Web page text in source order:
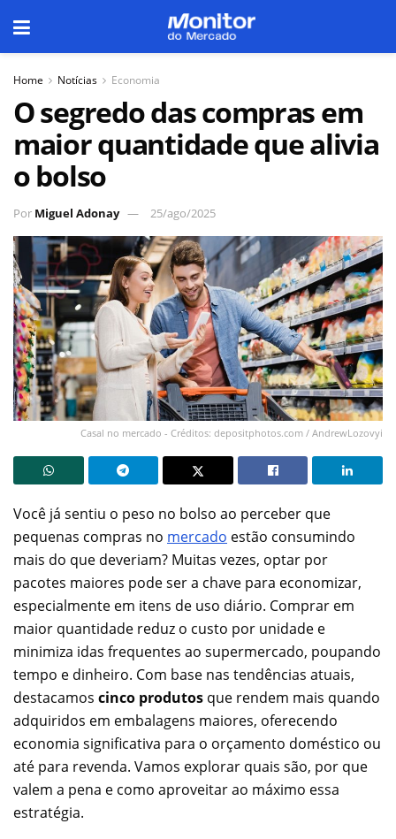
Home Notícias Economia
O segredo das compras em
maior quantidade que alivia
o bolso
Por Miguel Adonay 25/ago/2025
Casal no mercado - Créditos: depositphotos.com / AndrewLozovyi
Você já sentiu o peso no bolso ao perceber que
pequenas compras no mercado estão consumindo
mais do que deveriam? Muitas vezes, optar por
pacotes maiores pode ser a chave para economizar,
especialmente em itens de uso diário. Comprar em
maior quantidade reduz o custo por unidade e
minimiza idas frequentes ao supermercado, poupando
tempo e dinheiro. Com base nas tendências atuais,
destacamos cinco produtos que rendem mais quando
adquiridos em embalagens maiores, oferecendo
economia significativa para o orçamento doméstico ou
até para revenda. Vamos explorar quais são, por que
valem a pena e como aproveitar ao máximo essa
estratégia.